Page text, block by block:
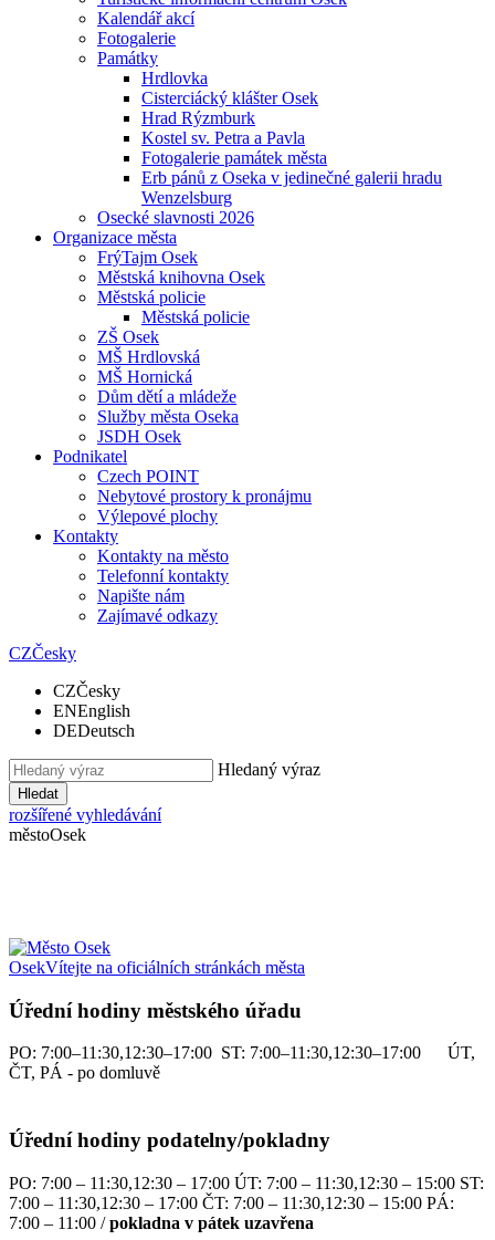
Kalendář akcí
Fotogalerie
Památky
Hrdlovka
Cisterciácký klášter Osek
Hrad Rýzmburk
Kostel sv. Petra a Pavla
Fotogalerie památek města
Erb pánů z Oseka v jedinečné galerii hradu
Wenzelsburg
Osecké slavnosti 2026
Organizace města
FrýTajm Osek
Městská knihovna Osek
Městská policie
Městská policie
ZŠ Osek
MŠ Hrdlovská
MŠ Hornická
Dům dětí a mládeže
Služby města Oseka
JSDH Osek
Podnikatel
Czech POINT
Nebytové prostory k pronájmu
Výlepové plochy
Kontakty
Kontakty na město
Telefonní kontakty
Napište nám
Zajímavé odkazy
CZČesky
CZČesky
ENEnglish
DEDeutsch
Hledaný výraz
Hledat
rozšířené vyhledávání
městoOsek
OsekVítejte na oficiálních stránkách města
Úřední hodiny městského úřadu
PO: 7:00–11:30,12:30–17:00 ST: 7:00–11:30,12:30–17:00 ÚT,
ČT, PÁ - po domluvě
Úřední hodiny podatelny/pokladny
PO: 7:00 – 11:30,12:30 – 17:00 ÚT: 7:00 – 11:30,12:30 – 15:00 ST:
7:00 – 11:30,12:30 – 17:00 ČT: 7:00 – 11:30,12:30 – 15:00 PÁ:
7:00 – 11:00 /pokladna v pátek uzavřena